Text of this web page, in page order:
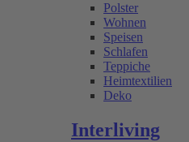
Polster
Wohnen
Speisen
Schlafen
Teppiche
Heimtextilien
Deko
Interliving